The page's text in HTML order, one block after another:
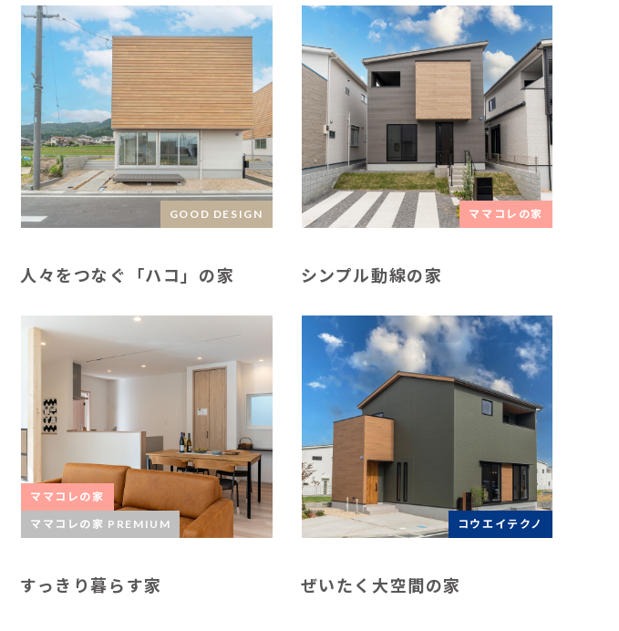
GOOD DESIGN
人々をつなぐ「ハコ」の家
ママコレの家
シンプル動線の家
ママコレの家
ママコレの家 PREMIUM
すっきり暮らす家
コウエイテクノ
ぜいたく大空間の家